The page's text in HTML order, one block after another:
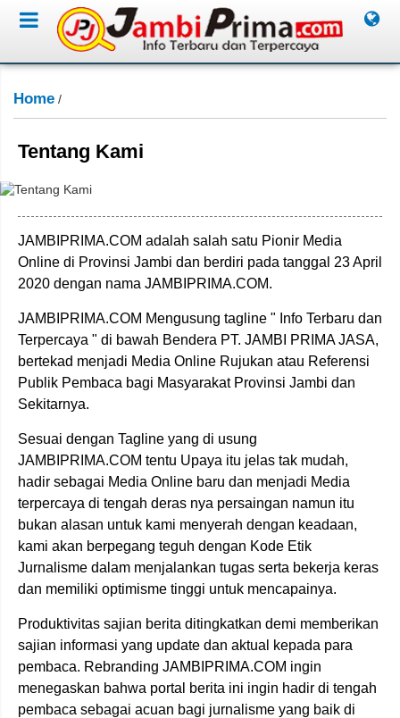
Home /
Tentang Kami
JAMBIPRIMA.COM adalah salah satu Pionir Media
Online di Provinsi Jambi dan berdiri pada tanggal 23 April
2020 dengan nama JAMBIPRIMA.COM.
JAMBIPRIMA.COM Mengusung tagline " Info Terbaru dan
Terpercaya " di bawah Bendera PT. JAMBI PRIMA JASA,
bertekad menjadi Media Online Rujukan atau Referensi
Publik Pembaca bagi Masyarakat Provinsi Jambi dan
Sekitarnya.
Sesuai dengan Tagline yang di usung
JAMBIPRIMA.COM tentu Upaya itu jelas tak mudah,
hadir sebagai Media Online baru dan menjadi Media
terpercaya di tengah deras nya persaingan namun itu
bukan alasan untuk kami menyerah dengan keadaan,
kami akan berpegang teguh dengan Kode Etik
Jurnalisme dalam menjalankan tugas serta bekerja keras
dan memiliki optimisme tinggi untuk mencapainya.
Produktivitas sajian berita ditingkatkan demi memberikan
sajian informasi yang update dan aktual kepada para
pembaca. Rebranding JAMBIPRIMA.COM ingin
menegaskan bahwa portal berita ini ingin hadir di tengah
pembaca sebagai acuan bagi jurnalisme yang baik di